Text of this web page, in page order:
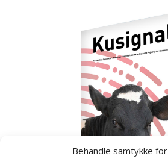
Behandle samtykke for